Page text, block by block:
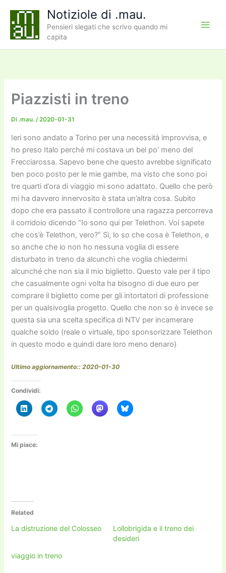
contenuto
Notiziole di .mau.
Pensieri slegati che scrivo quando mi
capita
Piazzisti in treno
Di .mau./2020-01-31
Ieri sono andato a Torino per una necessità improvvisa, e
ho preso Italo perché mi costava un bel po’ meno del
Frecciarossa. Sapevo bene che questo avrebbe significato
ben poco posto per le mie gambe, ma visto che sono poi
tre quarti d’ora di viaggio mi sono adattato. Quello che però
mi ha davvero innervosito è stata un’altra cosa. Subito
dopo che era passato il controllore una ragazza percorreva
il corridoio dicendo “Io sono qui per Telethon. Voi sapete
che cos’è Telethon, vero?” Sì, lo so che cosa è Telethon, e
so anche che io non ho nessuna voglia di essere
disturbato in treno da alcunchì che voglia chiedermi
alcunché che non sia il mio biglietto. Questo vale per il tipo
che casualmente ogni volta ha bisogno di due euro per
comprare il biglietto come per gli intortatori di professione
per un qualsivoglia progetto. Quello che non so è invece se
questa sia una scelta specifica di NTV per incamerare
qualche soldo (reale o virtuale, tipo sponsorizzare Telethon
in questo modo e quindi dare loro meno denaro)
Ultimo aggiornamento:: 2020-01-30
Condividi:
Mi piace:
Related
La distruzione del Colosseo
Lollobrigida e il treno dei
desideri
viaggio in treno